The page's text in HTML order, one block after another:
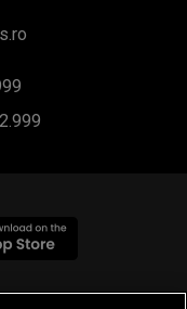
SA, Toate